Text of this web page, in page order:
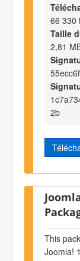
66 330
Taille
2,81
2b
This
Joomla!